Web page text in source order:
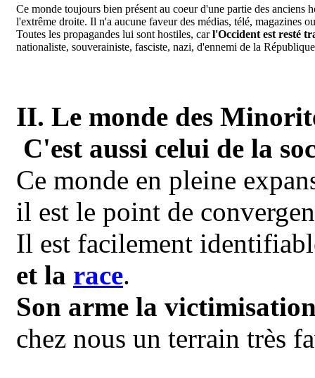
Ce monde toujours bien présent au coeur d'une partie des anciens
l'extrême droite. Il n'a aucune faveur des médias, télé, magazines
Toutes les propagandes lui sont hostiles, carl'Occident est resté
nationaliste, souverainiste, fasciste, nazi, d'ennemi de la
II. Le monde des
C'est aussi celui de la
Ce monde en pleine
il est le point de
Il est facilement
et la race.
Son arme la
chez nous un terrain très